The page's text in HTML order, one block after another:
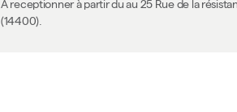
À receptionner à partir du au 25 Rue de la
(14400).